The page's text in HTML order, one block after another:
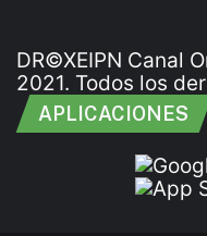
DR©XEIPN Canal
2021. Todos los
APLICACIONES